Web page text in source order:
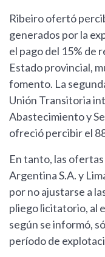
Ribeiro ofertó
generados por la
el pago del 15% de
Estado provincial,
fomento. La
Unión Transitoria
Abastecimiento y
ofreció percibir el
En tanto, las
Argentina S.A. y
por no ajustarse a
pliego licitatorio, al
según se informó,
período de